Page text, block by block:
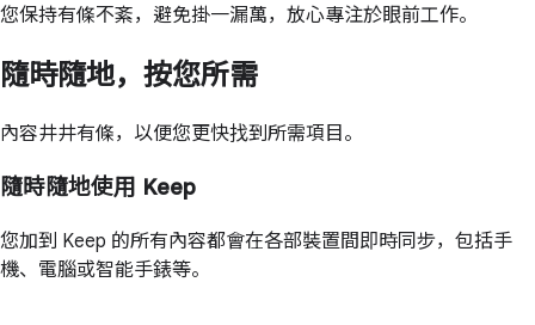
您保持有條不紊，避免掛一漏萬，放心專注於眼前工作。
隨時隨地，按您所需
內容井井有條，以便您更快找到所需項目。
隨時隨地使用 Keep
您加到 Keep 的所有內容都會在各部裝置間即時同步，包括手
機、電腦或智能手錶等。